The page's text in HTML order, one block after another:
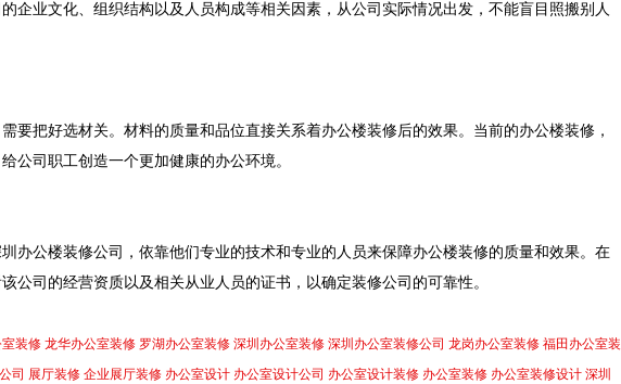
企业文化、组织结构以及人员构成等相关因素，从公司实际情况出发，不能盲目照搬别人
要把好选材关。材料的质量和品位直接关系着办公楼装修后的效果。当前的办公楼装修，
公司职工创造一个更加健康的办公环境。
办公楼装修公司
，依靠他们专业的技术和专业的人员来保障办公楼装修的质量和效果。在
公司的经营资质以及相关从业人员的证书，以确定装修公司的可靠性。
装修 龙华办公室装修 罗湖办公室装修 深圳办公室装修 深圳办公室装修公司 龙岗办公室装修 福田办公室装
司 展厅装修 企业展厅装修 办公室设计 办公室设计公司 办公室设计装修 办公室装修 办公室装修设计 深圳